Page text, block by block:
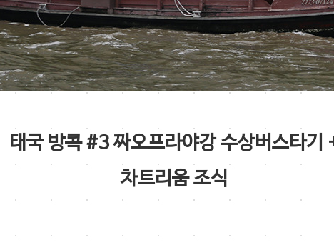
태국 방콕 #3 짜오프라야강 수상버스타기
차트리움 조식